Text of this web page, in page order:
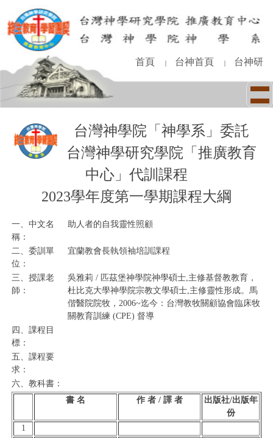
到
主
容
區
首頁 ｜ 台神首頁 ｜ 台神研
台灣神學院「神學系」委託
台灣神學研究學院「推廣教育
中心」代訓課程
2023學年度第一學期課程大綱
一、中文名
稱：
助人者的自我靈性照顧
二、委訓單
位：
宜蘭教會長執領袖培訓課程
三、授課老
師：
吳雅莉 / 匹茲堡神學院神學碩士,主修基督教教育，
杜比克大學神學院宗教文學碩士,主修靈性形成。馬
偕醫院院牧，2006~迄今：台灣教牧關顧協會臨床牧
關教育訓練 (CPE) 督導
四、課程目
標：
五、課程要
求：
六、教科書：
書 名
作 者 / 譯 者
出版社/出版年
份
1